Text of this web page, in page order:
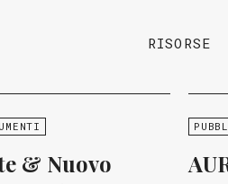
RISORSE
& Nuovo